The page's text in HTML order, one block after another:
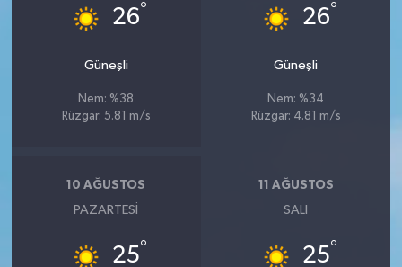
26°
Güneşli
Nem: %38
Rüzgar: 5.81 m/s
26°
Güneşli
Nem: %34
Rüzgar: 4.81 m/s
10 AĞUSTOS
PAZARTESI
25°
11 AĞUSTOS
SALI
25°